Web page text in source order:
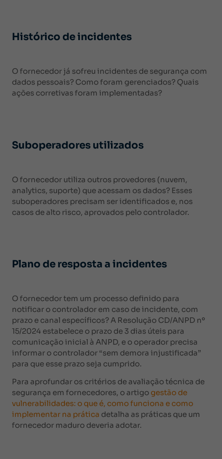
Histórico de incidentes
O fornecedor já sofreu incidentes de segurança com
dados pessoais? Como foram gerenciados? Quais
ações corretivas foram implementadas?
Suboperadores utilizados
O fornecedor utiliza outros provedores (nuvem,
analytics, suporte) que acessam os dados? Esses
suboperadores precisam ser identificados e, nos
casos de alto risco, aprovados pelo controlador.
Plano de resposta a incidentes
O fornecedor tem um processo definido para
notificar o controlador em caso de incidente, com
prazo e canal específicos? A Resolução CD/ANPD nº
15/2024 estabelece o prazo de 3 dias úteis para
comunicação inicial à ANPD, e o operador precisa
informar o controlador “sem demora injustificada”
para que esse prazo seja cumprido.
Para aprofundar os critérios de avaliação técnica de
segurança em fornecedores, o artigo gestão de
vulnerabilidades: o que é, como funciona e como
implementar na prática detalha as práticas que um
fornecedor maduro deveria adotar.